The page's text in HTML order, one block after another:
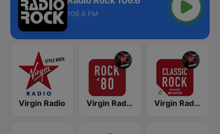
106.6 FM
Virgin Radio Virgin Radio Rock 80 Virgin Radio Classic Rock